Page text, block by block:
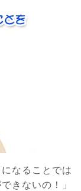
なることでは
きないの！」